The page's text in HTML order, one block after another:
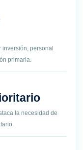
inversión, personal
primaria.
la necesidad de